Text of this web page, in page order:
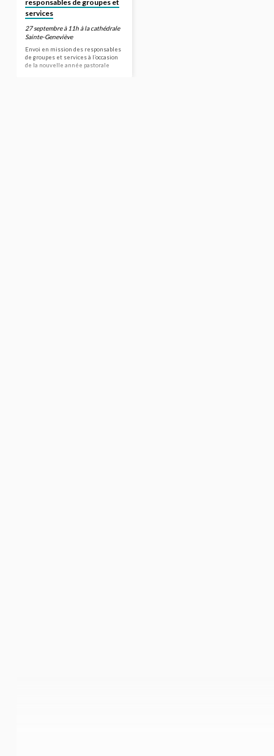
responsables de groupes et
services
27 septembre à 11h à la cathédrale
Sainte-Geneviève
Envoi en mission des responsables
de groupes et services à l’occasion
de la nouvelle année pastorale